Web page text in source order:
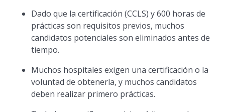
Dado que la certificación (CCLS) y 600 horas de
prácticas son requisitos previos, muchos
candidatos potenciales son eliminados antes de
tiempo.
Muchos hospitales exigen una certificación o la
voluntad de obtenerla, y muchos candidatos
deben realizar primero prácticas.